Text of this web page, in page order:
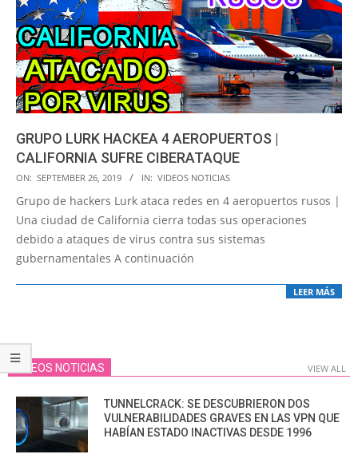
GRUPO LURK HACKEA 4 AEROPUERTOS |
CALIFORNIA SUFRE CIBERATAQUE
2019-
09-
26
ON: SEPTEMBER 26, 2019 IN: VIDEOS NOTICIAS
Grupo de hackers Lurk ataca redes en 4 aeropuertos rusos |
Una ciudad de California cierra todas sus operaciones
debido a ataques de virus contra sus sistemas
gubernamentales A continuación
LEER MÁS
VIDEOS NOTICIAS VIEW ALL
TUNNELCRACK: SE DESCUBRIERON DOS
VULNERABILIDADES GRAVES EN LAS VPN QUE
HABÍAN ESTADO INACTIVAS DESDE 1996